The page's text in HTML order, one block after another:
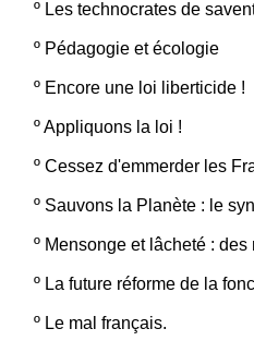
º Les technocrates de
º Pédagogie et écologie
º Encore une loi liberticide !
ºAppliquons la loi !
º Cessez d'emmerder les
º Sauvons la Planète : le
º Mensonge et lâcheté : des
º La future réforme de la
º Le mal français.